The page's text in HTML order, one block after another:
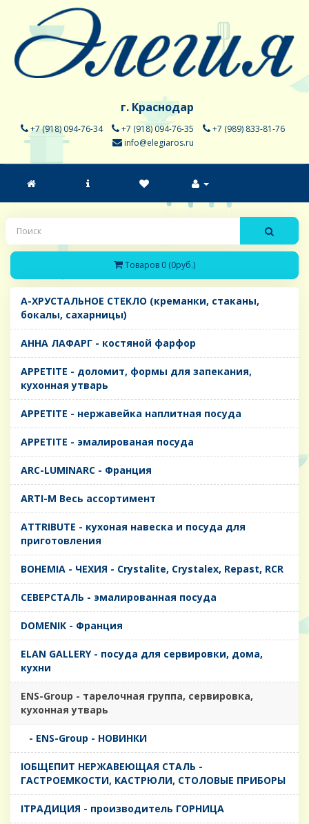
г. Краснодар
+7 (918) 094-76-34 +7 (918) 094-76-35
+7 (989) 833-81-76
info@elegiaros.ru
Товаров 0 (0руб.)
A-ХРУСТАЛЬНОЕ СТЕКЛО (креманки, стаканы,
бокалы, сахарницы)
AHHA ЛАФАРГ - костяной фарфор
APPETITE - доломит, формы для запекания,
кухонная утварь
APPETITE - нержавейка наплитная посуда
APPETITE - эмалированая посуда
ARC-LUMINARC - Франция
ARTI-M Весь ассортимент
ATTRIBUTE - кухоная навеска и посуда для
приготовления
BOHEMIA - ЧЕХИЯ - Crystalite, Crystalex, Repast, RCR
CЕВЕРСТАЛЬ - эмалированная посуда
DOMENIK - Франция
ELAN GALLERY - посуда для сервировки, дома,
кухни
ENS-Group - тарелочная группа, сервировка,
кухонная утварь
- ENS-Group - НОВИНКИ
IОБЩЕПИТ НЕРЖАВЕЮЩАЯ СТАЛЬ -
ГАСТРОЕМКОСТИ, КАСТРЮЛИ, СТОЛОВЫЕ ПРИБОРЫ
IТРАДИЦИЯ - производитель ГОРНИЦА